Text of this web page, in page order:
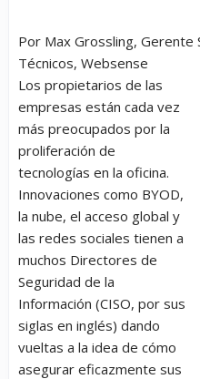
Por Max Grossling, Gerente
Técnicos, Websense
Los propietarios de las
empresas están cada vez
más preocupados por la
proliferación de
tecnologías en la oficina.
Innovaciones como BYOD,
la nube, el acceso global y
las redes sociales tienen a
muchos Directores de
Seguridad de la
Información (CISO, por sus
siglas en inglés) dando
vueltas a la idea de cómo
asegurar eficazmente sus